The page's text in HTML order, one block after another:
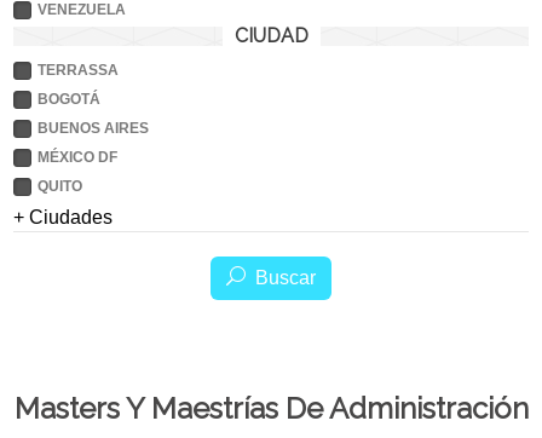
VENEZUELA
CIUDAD
TERRASSA
BOGOTÁ
BUENOS AIRES
MÉXICO DF
QUITO
+ Ciudades
Buscar
Masters Y Maestrías De Administración